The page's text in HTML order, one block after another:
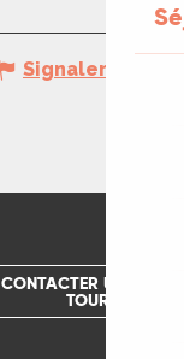
Signaler une
CONTACTER UN OFFICE
TOURISME